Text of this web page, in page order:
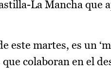
La Mancha que
este martes, es un
colaboran en el